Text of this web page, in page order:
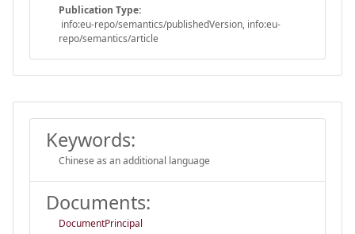
Publication Type:
info:eu-repo/semantics/publishedVersion, info:eu-
repo/semantics/article
Keywords:
Chinese as an additional language
Documents:
DocumentPrincipal